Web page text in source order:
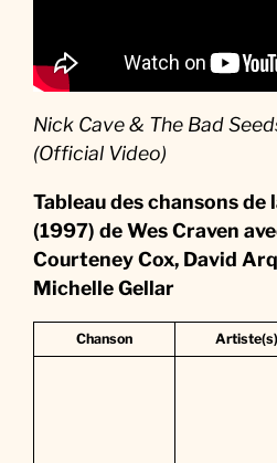
Nick Cave & The Bad
(Official Video)
Tableau des chansons de
(1997) de Wes Craven
Courteney Cox, David
Michelle Gellar
Chanson Artiste(s)